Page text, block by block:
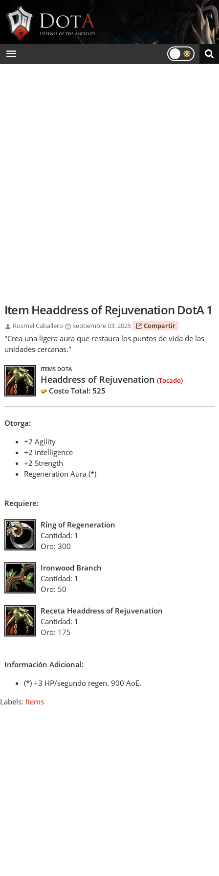
Item Headdress of Rejuvenation DotA 1
Rosmel Caballero septiembre 03, 2025 Compartir
"Crea una ligera aura que restaura los puntos de vida de las
unidades cercanas."
ITEMS DOTA
Headdress of Rejuvenation (Tocado)
Costo Total: 525
Otorga:
+2 Agility
+2 Intelligence
+2 Strength
Regeneration Aura (*)
Requiere:
Ring of Regeneration
Cantidad: 1
Oro: 300
Ironwood Branch
Cantidad: 1
Oro: 50
Receta Headdress of Rejuvenation
Cantidad: 1
Oro: 175
Información Adicional:
(*) +3 HP/segundo regen. 900 AoE.
Labels: Items